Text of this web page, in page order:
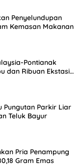
Penyelundupan
Kemasan Makanan
Pontianak
dan Ribuan Ekstasi
Pungutan Parkir Liar
Teluk Bayur
Pria Penampung
Gram Emas